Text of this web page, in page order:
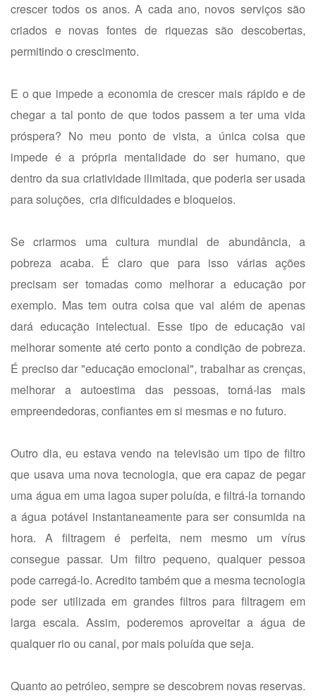
crescer todos os anos. A cada ano, novos serviços são
criados e novas fontes de riquezas são descobertas,
permitindo o crescimento.
E o que impede a economia de crescer mais rápido e de
chegar a tal ponto de que todos passem a ter uma vida
próspera? No meu ponto de vista, a única coisa que
impede é a própria mentalidade do ser humano, que
dentro da sua criatividade ilimitada, que poderia ser usada
para soluções, cria dificuldades e bloqueios.
Se criarmos uma cultura mundial de abundância, a
pobreza acaba. É claro que para isso várias ações
precisam ser tomadas como melhorar a educação por
exemplo. Mas tem outra coisa que vai além de apenas
dará educação intelectual. Esse tipo de educação vai
melhorar somente até certo ponto a condição de pobreza.
É preciso dar "educação emocional", trabalhar as crenças,
melhorar a autoestima das pessoas, torná-las mais
empreendedoras, confiantes em si mesmas e no futuro.
Outro dia, eu estava vendo na televisão um tipo de filtro
que usava uma nova tecnologia, que era capaz de pegar
uma água em uma lagoa super poluída, e filtrá-la tornando
a água potável instantaneamente para ser consumida na
hora. A filtragem é perfeita, nem mesmo um vírus
consegue passar. Um filtro pequeno, qualquer pessoa
pode carregá-lo. Acredito também que a mesma tecnologia
pode ser utilizada em grandes filtros para filtragem em
larga escala. Assim, poderemos aproveitar a água de
qualquer rio ou canal, por mais poluída que seja.
Quanto ao petróleo, sempre se descobrem novas reservas.